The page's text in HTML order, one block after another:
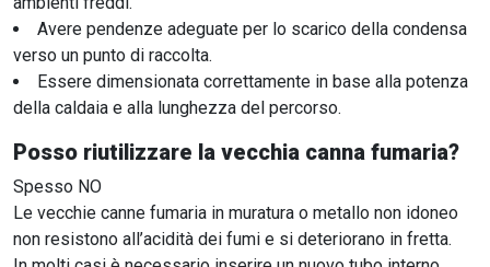
Avere pendenze adeguate per lo scarico della condensa
verso un punto di raccolta.
Essere dimensionata correttamente in base alla potenza
della caldaia e alla lunghezza del percorso.
Posso riutilizzare la vecchia canna fumaria?
Spesso NO
Le vecchie canne fumaria in muratura o metallo non idoneo
non resistono all’acidità dei fumi e si deteriorano in fretta.